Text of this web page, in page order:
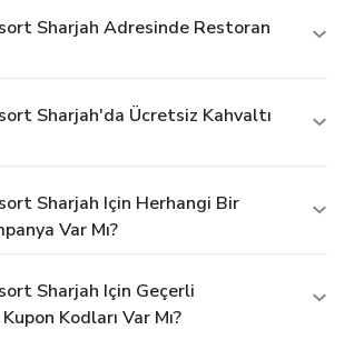
Sharjah Adresinde Restoran
Sharjah'da Ücretsiz Kahvaltı
Sharjah Için Herhangi Bir
Var Mı?
Sharjah Için Geçerli
Kodları Var Mı?